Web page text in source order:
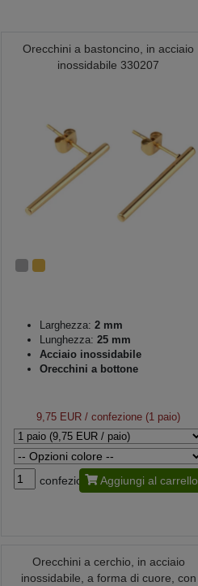
Orecchini a bastoncino, in acciaio
inossidabile 330207
Larghezza: 2 mm
Lunghezza: 25 mm
Acciaio inossidabile
Orecchini a bottone
9,75 EUR / confezione (1 paio)
confezione Aggiungi al carrello
Orecchini a cerchio, in acciaio
inossidabile, a forma di cuore, con